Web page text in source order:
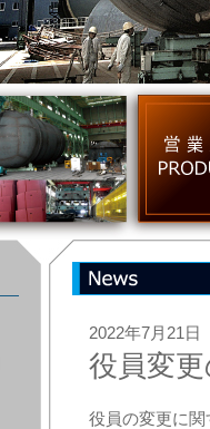
2022年7月21日
役員変
役員の変更に